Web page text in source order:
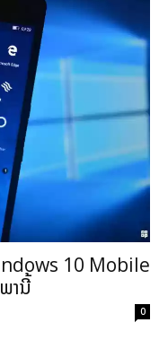
10 Mobile
ານີ້
0